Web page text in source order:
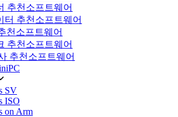
추천소프트웨어
터 추천소프트웨어
천소프트웨어
추천소프트웨어
추천소프트웨어
SV
ISO
on Arm